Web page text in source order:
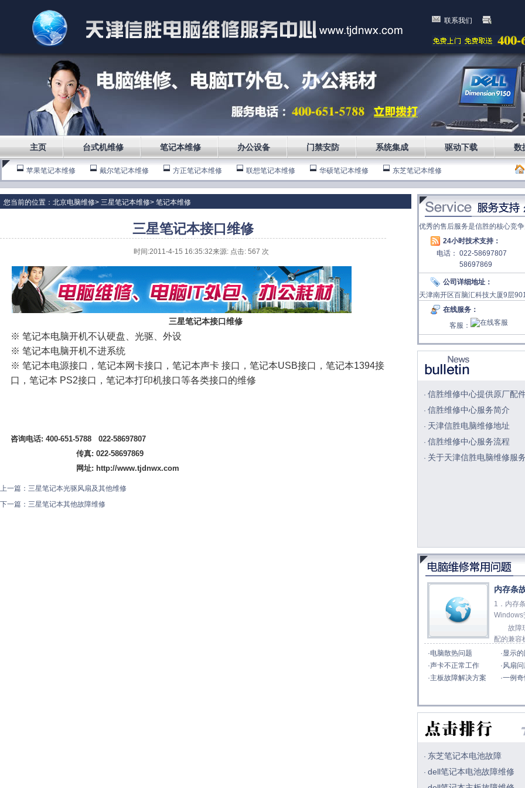
联系我们
主页 台式机维修 笔记本维修 办公设备 门禁安防 系统集成 驱动下载 数
苹果笔记本维修 戴尔笔记本维修 方正笔记本维修 联想笔记本维修 华硕笔记本维修
东芝笔记本维修
三星笔记本维修
宏基笔记本维修 IBM笔记本维修 惠普笔记本维修
您当前的位置： 北京电脑维修> 三星笔记本维修> 笔记本维修
三星笔记本接口维修
时间:2011-4-15 16:35:32来源: 点击: 567 次
三星笔记本接口维修
※ 笔记本电脑开机不认硬盘、光驱、外设
※ 笔记本电脑开机不进系统
※ 笔记本电源接口，笔记本网卡接口，笔记本声卡 接口，笔记本USB接口，笔记本1394接
口，笔记本 PS2接口，笔记本打印机接口等各类接口的维修
咨询电话: 400-651-5788 022-58697807
传真: 022-58697869
网址: http://www.tjdnwx.com
上一篇： 三星笔记本光驱风扇及其他维修
下一篇： 三星笔记本其他故障维修
优秀的售后服务是信胜的核心竞争
24小时技术支持：
电话： 022-58697807
58697869
公司详细地址：
天津南开区百脑汇科技大厦9层
在线服务：
客服：
· 信胜维修中心提供原厂配
· 信胜维修中心服务简介
· 天津信胜电脑维修地址
· 信胜维修中心服务流程
· 关于天津信胜电脑维修服
内存条
1．内存
Windows
故障现
配的兼容
·电脑散热问题 ·显示
·声卡不正常工作 ·风扇
·主板故障解决方案 ·一例
· 东芝笔记本电池故障
· dell笔记本电池故障维修